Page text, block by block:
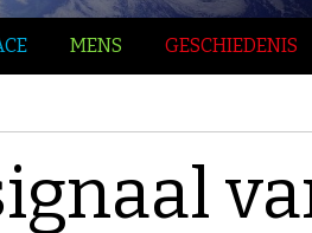
MENS GESCHIEDENIS